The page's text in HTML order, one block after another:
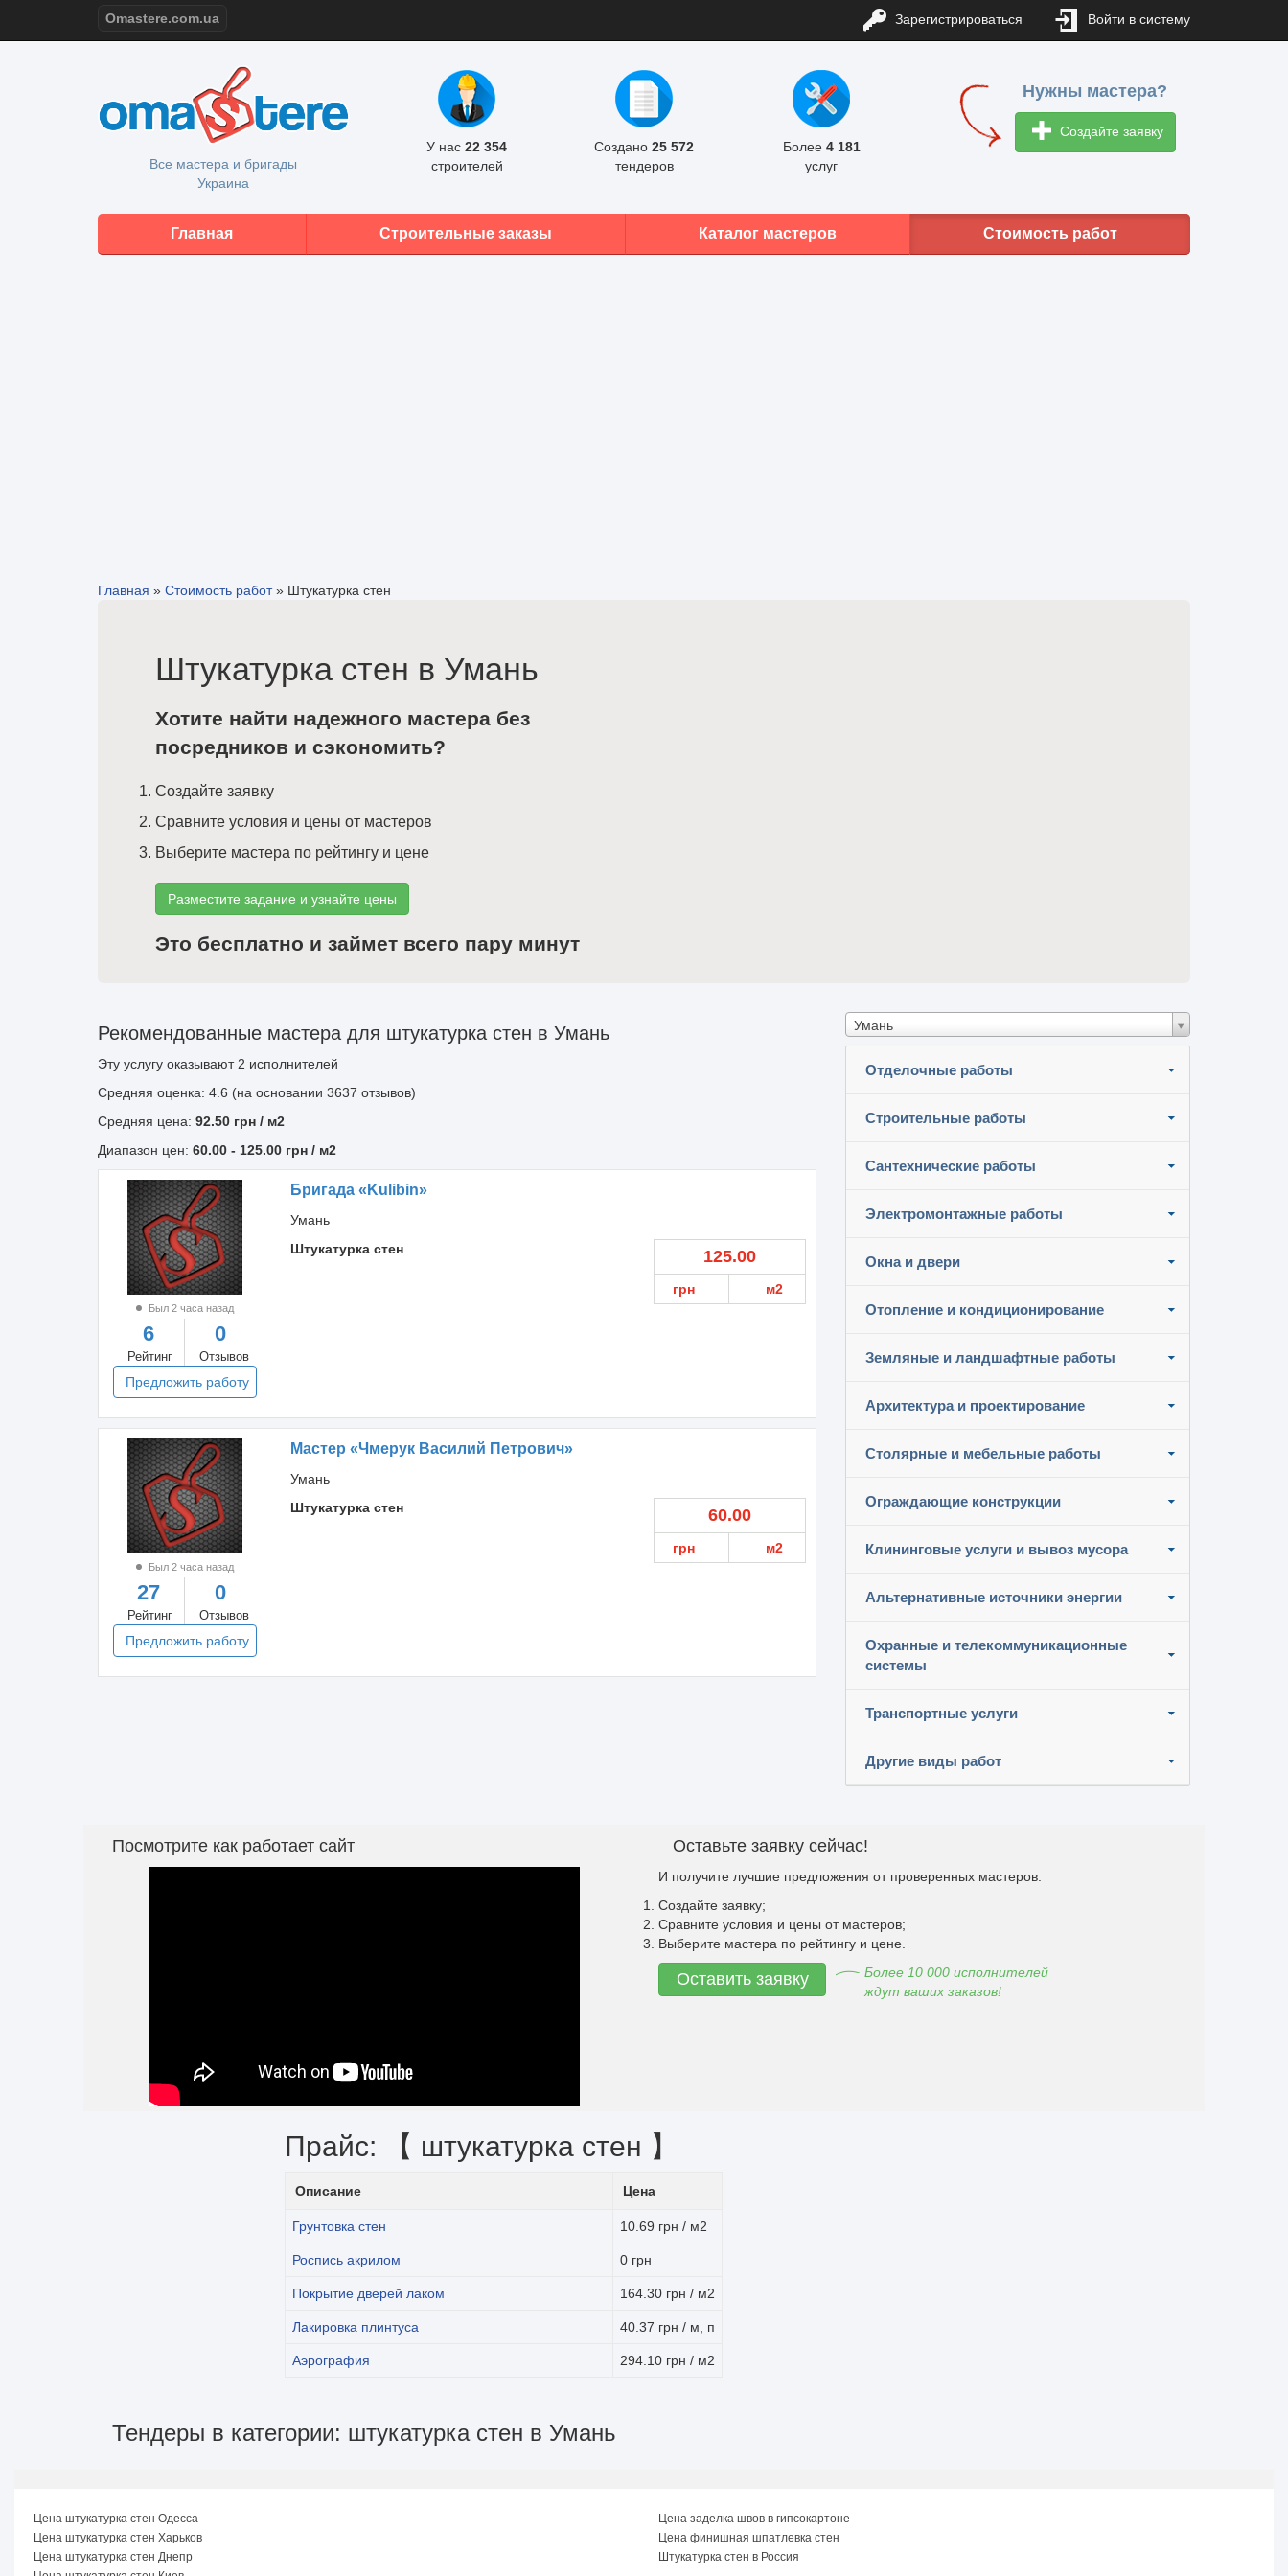
Omastere.com.ua Зарегистрироваться Войти в систему
Все мастера и бригады
Украина
У нас 22 354
строителей
Создано 25 572
тендеров
Более 4 181
услуг
Нужны мастера?
Создайте заявку
Главная Строительные заказы Каталог мастеров Стоимость работ
Главная » Стоимость работ» Штукатурка стен
Штукатурка стен в Умань
Хотите найти надежного мастера без
посредников и сэкономить?
Создайте заявку
Сравните условия и цены от мастеров
Выберите мастера по рейтингу и цене
Разместите задание и узнайте цены
Это бесплатно и займет всего пару минут
Умань
Отделочные работы
Строительные работы
Сантехнические работы
Электромонтажные работы
Окна и двери
Отопление и кондиционирование
Земляные и ландшафтные работы
Архитектура и проектирование
Столярные и мебельные работы
Ограждающие конструкции
Клининговые услуги и вывоз мусора
Альтернативные источники энергии
Охранные и телекоммуникационные
системы
Транспортные услуги
Другие виды работ
Рекомендованные мастера для штукатурка стен в Умань
Эту услугу оказывают 2 исполнителей
Средняя оценка: 4.6 (на основании 3637 отзывов)
Средняя цена: 92.50 грн / м2
Диапазон цен: 60.00 - 125.00 грн / м2
Был 2 часа назад
6
Рейтинг
0
Отзывов
Предложить работу
Бригада «Kulibin»
Умань
Штукатурка стен
125.00
грн м2
Был 2 часа назад
27
Рейтинг
0
Отзывов
Предложить работу
Мастер «Чмерук Василий Петрович»
Умань
Штукатурка стен
60.00
грн м2
Посмотрите как работает сайт Оставьте заявку сейчас!
И получите лучшие предложения от проверенных мастеров.
Создайте заявку;
Сравните условия и цены от мастеров;
Выберите мастера по рейтингу и цене.
Оставить заявку
Более 10 000 исполнителей
ждут ваших заказов!
Прайс: 【 штукатурка стен 】
Описание Цена
Грунтовка стен 10.69 грн / м2
Роспись акрилом 0 грн
Покрытие дверей лаком 164.30 грн / м2
Лакировка плинтуса 40.37 грн / м, п
Аэрография 294.10 грн / м2
Тендеры в категории: штукатурка стен в Умань
Цена штукатурка стен Одесса
Цена штукатурка стен Харьков
Цена штукатурка стен Днепр
Цена заделка швов в гипсокартоне
Цена финишная шпатлевка стен
Штукатурка стен в Россия